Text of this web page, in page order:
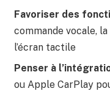
Favoriser des
commande vocale,
l’écran tactile
Penser à
ou Apple CarPlay